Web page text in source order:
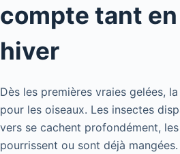
compte tant
hiver
Dès les premières vraies gelées,
pour les oiseaux. Les insectes
vers se cachent profondément,
pourrissent ou sont déjà